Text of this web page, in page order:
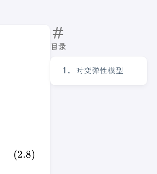
目录
时变弹性模型
(2.8)